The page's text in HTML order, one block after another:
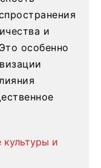
и
особенно
культуры и